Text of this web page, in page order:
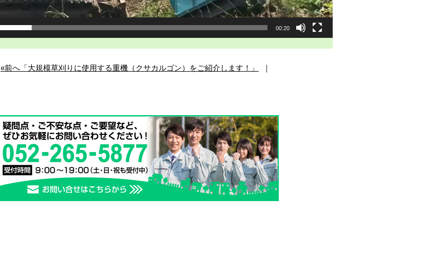
00:20
«前へ「大規模草刈りに使用する重機（クサカルゴン）をご紹介します！」 ｜